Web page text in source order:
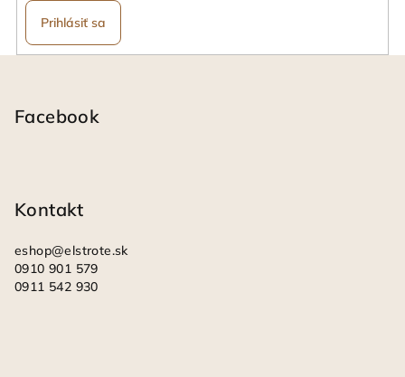
Prihlásiť sa
Facebook
Kontakt
eshop@elstrote.sk
0910 901 579
0911 542 930